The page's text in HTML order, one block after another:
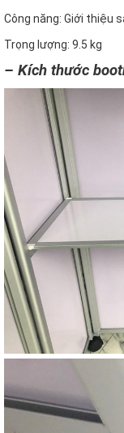
Công năng: Giới thiệu
Trọng lượng: 9.5 kg
– Kích thước